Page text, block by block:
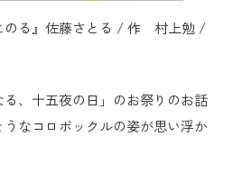
のる』佐藤さとる / 作 村上勉 /
る、十五夜の日」のお祭りのお話
なコロボックルの姿が思い浮か